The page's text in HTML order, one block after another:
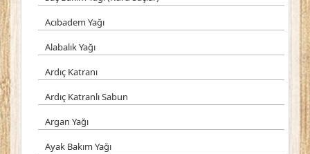
Acıbadem Yağı
Alabalık Yağı
Ardıç Katranı
Ardıç Katranlı Sabun
Argan Yağı
Ayak Bakım Yağı